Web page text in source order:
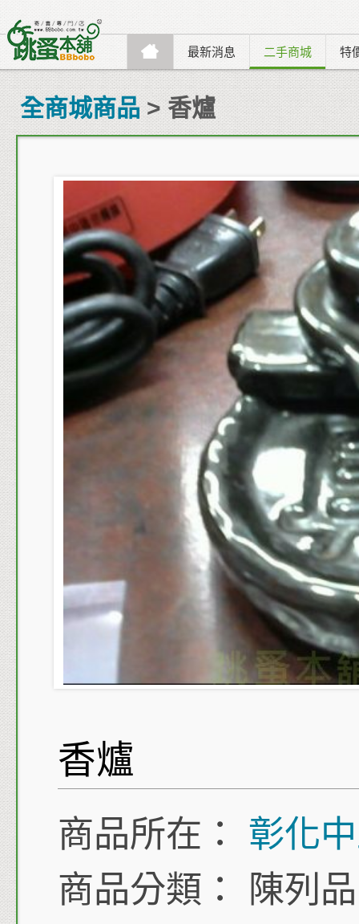
最新消息 二手商城 特
全商城商品 > 香爐
香爐
商品所在：
彰化
商品分類：
陳列品